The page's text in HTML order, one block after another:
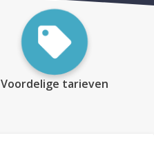
Voordelige tarieven